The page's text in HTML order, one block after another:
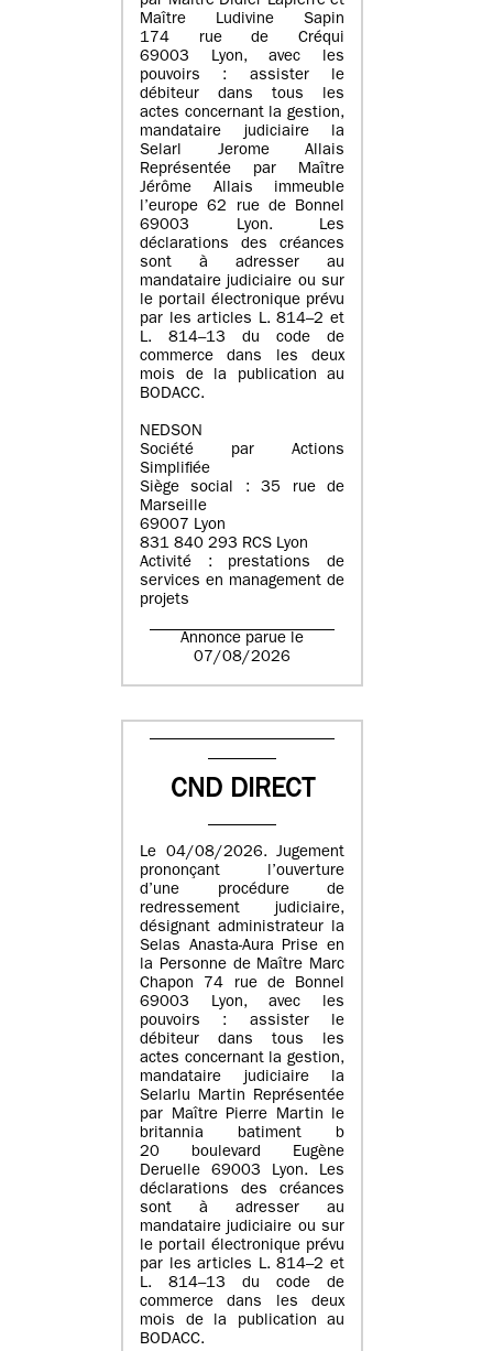
Maître Ludivine Sapin
174 rue de Créqui
69003 Lyon, avec les
pouvoirs : assister le
débiteur dans tous les
actes concernant la gestion,
mandataire judiciaire la
Selarl Jerome Allais
Représentée par Maître
Jérôme Allais immeuble
l’europe 62 rue de Bonnel
69003 Lyon. Les
déclarations des créances
sont à adresser au
mandataire judiciaire ou sur
le portail électronique prévu
par les articles L. 814–2 et
L. 814–13 du code de
commerce dans les deux
mois de la publication au
BODACC.
NEDSON
Société par Actions
Simplifiée
Siège social : 35 rue de
Marseille
69007 Lyon
831 840 293 RCS Lyon
Activité : prestations de
services en management de
projets
Annonce parue le
07/08/2026
CND DIRECT
Le 04/08/2026. Jugement
prononçant l’ouverture
d’une procédure de
redressement judiciaire,
désignant administrateur la
Selas Anasta-Aura Prise en
la Personne de Maître Marc
Chapon 74 rue de Bonnel
69003 Lyon, avec les
pouvoirs : assister le
débiteur dans tous les
actes concernant la gestion,
mandataire judiciaire la
Selarlu Martin Représentée
par Maître Pierre Martin le
britannia batiment b
20 boulevard Eugène
Deruelle 69003 Lyon. Les
déclarations des créances
sont à adresser au
mandataire judiciaire ou sur
le portail électronique prévu
par les articles L. 814–2 et
L. 814–13 du code de
commerce dans les deux
mois de la publication au
BODACC.